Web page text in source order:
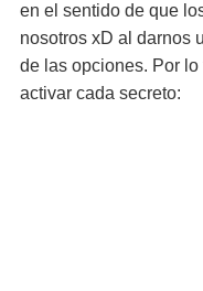
en el sentido de que
nosotros xD al darnos
de las opciones. Por
activar cada secreto: